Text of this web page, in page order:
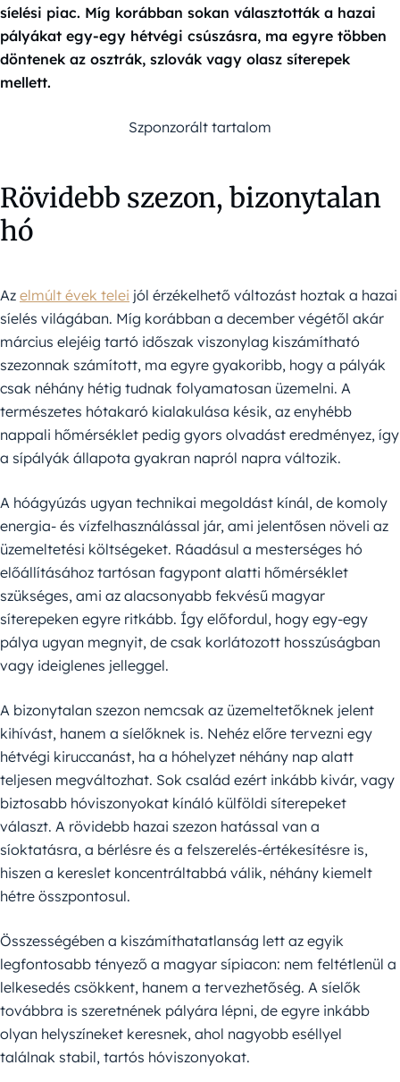
síelési piac. Míg korábban sokan választották a hazai
pályákat egy-egy hétvégi csúszásra, ma egyre többen
döntenek az osztrák, szlovák vagy olasz síterepek
mellett.
Szponzorált tartalom
Rövidebb szezon, bizonytalan
hó
Az elmúlt évek telei jól érzékelhető változást hoztak a hazai
síelés világában. Míg korábban a december végétől akár
március elejéig tartó időszak viszonylag kiszámítható
szezonnak számított, ma egyre gyakoribb, hogy a pályák
csak néhány hétig tudnak folyamatosan üzemelni. A
természetes hótakaró kialakulása késik, az enyhébb
nappali hőmérséklet pedig gyors olvadást eredményez, így
a sípályák állapota gyakran napról napra változik.
A hóágyúzás ugyan technikai megoldást kínál, de komoly
energia- és vízfelhasználással jár, ami jelentősen növeli az
üzemeltetési költségeket. Ráadásul a mesterséges hó
előállításához tartósan fagypont alatti hőmérséklet
szükséges, ami az alacsonyabb fekvésű magyar
síterepeken egyre ritkább. Így előfordul, hogy egy-egy
pálya ugyan megnyit, de csak korlátozott hosszúságban
vagy ideiglenes jelleggel.
A bizonytalan szezon nemcsak az üzemeltetőknek jelent
kihívást, hanem a síelőknek is. Nehéz előre tervezni egy
hétvégi kiruccanást, ha a hóhelyzet néhány nap alatt
teljesen megváltozhat. Sok család ezért inkább kivár, vagy
biztosabb hóviszonyokat kínáló külföldi síterepeket
választ. A rövidebb hazai szezon hatással van a
síoktatásra, a bérlésre és a felszerelés-értékesítésre is,
hiszen a kereslet koncentráltabbá válik, néhány kiemelt
hétre összpontosul.
Összességében a kiszámíthatatlanság lett az egyik
legfontosabb tényező a magyar sípiacon: nem feltétlenül a
lelkesedés csökkent, hanem a tervezhetőség. A síelők
továbbra is szeretnének pályára lépni, de egyre inkább
olyan helyszíneket keresnek, ahol nagyobb eséllyel
találnak stabil, tartós hóviszonyokat.